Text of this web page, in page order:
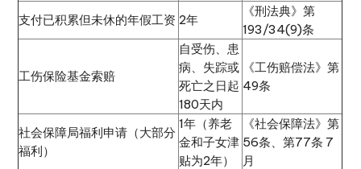
支付已积累但未休的年假工资 2年
《刑法典》第
193/34(9)条
工伤保险基金索赔
自受伤、患
病、失踪或
死亡之日起
180天内
《工伤赔偿法》第
49条
社会保障局福利申请（大部分
福利）
1年（养老
金和子女津
贴为2年）
《社会保障法》第
56条、第77条 7
月